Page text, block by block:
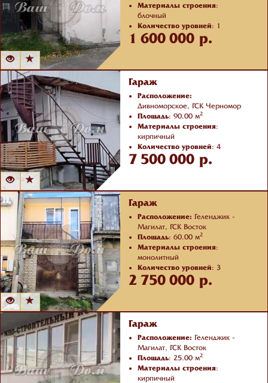
Материалы строения:
блочный
Количество уровней: 1
Отделка : чистовая
1 600 000 р.
Гараж
Расположение:
Дивноморское, ГСК Черномор
Площадь: 90.00 м2
Материалы строения:
кирпичный
Количество уровней: 4
Отделка : с ремонтом
7 500 000 р.
Гараж
Расположение: Геленджик -
Магилат, ГСК Восток
Площадь: 60.00 м2
Материалы строения:
монолитный
Количество уровней: 3
Отделка : с ремонтом
2 750 000 р.
Гараж
Расположение: Геленджик -
Магилат, ГСК Восток
Площадь: 25.00 м2
Материалы строения:
кирпичный